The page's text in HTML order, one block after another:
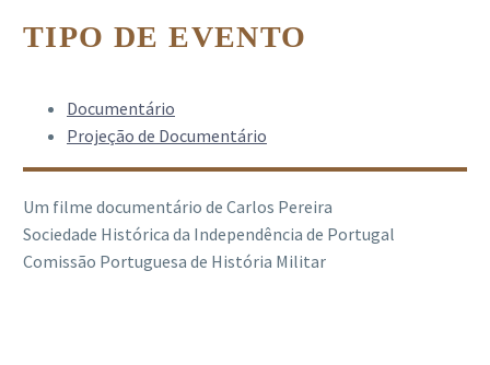
TIPO DE EVENTO
Documentário
Projeção de Documentário
Um filme documentário de Carlos Pereira
Sociedade Histórica da Independência de Portugal
Comissão Portuguesa de História Militar